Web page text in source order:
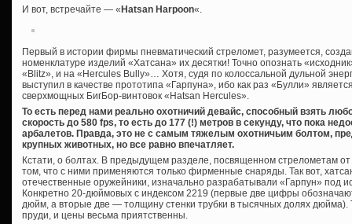
И вот, встречайте — «Hatsan Harpoon«.
Первый в истории фирмы пневматический стреломет, разумеется,
номенклатуре изделий «Хатсана» их десятки! Точно опознать
«Blitz», и на «Hercules Bully»… Хотя, судя по колоссальной дульной
выступил в качестве прототипа «Гарпуна», ибо как раз «Булли»
сверхмощных БигБор-винтовок «Hatsan Hercules».
То есть перед нами реально охотничий девайс, способный взять
скорость до 580 fps, то есть до 177 (!) метров в секунду, что пока
арбалетов. Правда, это не с самым тяжелым охотничьим болтом,
крупных животных, но все равно впечатляет.
Кстати, о болтах. В предыдущем разделе, посвященном стрелометам от
том, что с ними применяются только фирменные снаряды. Так вот,
отечественные оружейники, изначально разрабатывали «Гарпун» под
Конкретно 20-дюймовых с индексом 2219 (первые две цифры
дюйм, а вторые две — толщину стенки трубки в тысячных долях дюйма).
пруди, и цены весьма приятственны.